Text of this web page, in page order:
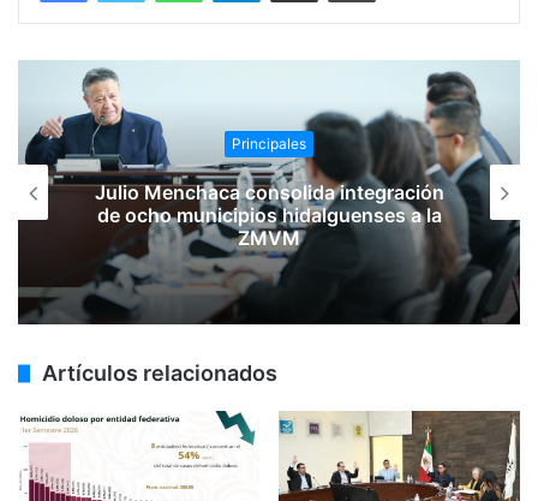
Principales
Julio Menchaca consolida integración
de ocho municipios hidalguenses a la
ZMVM
Artículos relacionados